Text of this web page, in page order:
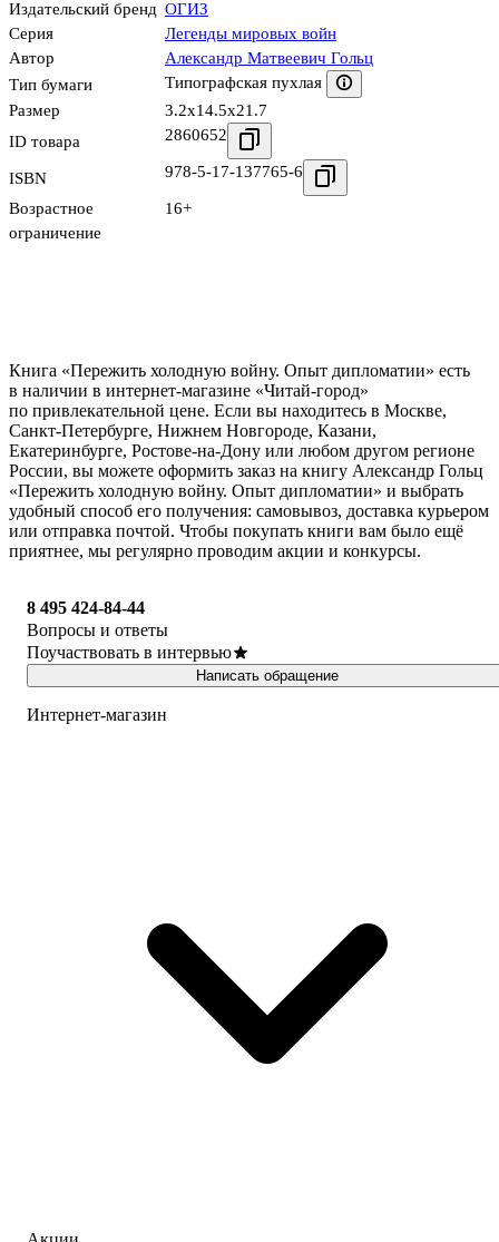
Издательский бренд ОГИЗ
Серия
Легенды мировых войн
Автор
Александр Матвеевич Гольц
Тип бумаги
Типографская пухлая
Размер
3.2x14.5x21.7
ID товара
2860652
ISBN 978-5-17-137765-6
Возрастное
ограничение
16+
Книга «Пережить холодную войну. Опыт дипломатии» есть
в наличии в интернет-магазине «Читай-город»
по привлекательной цене. Если вы находитесь в Москве,
Санкт-Петербурге, Нижнем Новгороде, Казани,
Екатеринбурге, Ростове-на-Дону или любом другом регионе
России, вы можете оформить заказ на книгу Александр Гольц
«Пережить холодную войну. Опыт дипломатии» и выбрать
удобный способ его получения: самовывоз, доставка курьером
или отправка почтой. Чтобы покупать книги вам было ещё
приятнее, мы регулярно проводим акции и конкурсы.
8 495 424-84-44
Вопросы и ответы
Поучаствовать в интервью
Написать обращение
Интернет-магазин